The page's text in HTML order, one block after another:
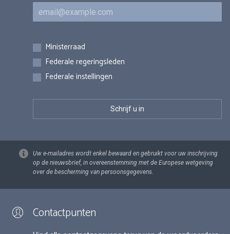
E-mail
Inschrijvingen
Ministerraad
Federale regeringsleden
Federale instellingen
Uw e-mailadres wordt enkel bewaard en gebruikt voor uw inschrijving
op de nieuwsbrief, in overeenstemming met de Europese wetgeving
over de bescherming van persoonsgegevens.
Contactpunten